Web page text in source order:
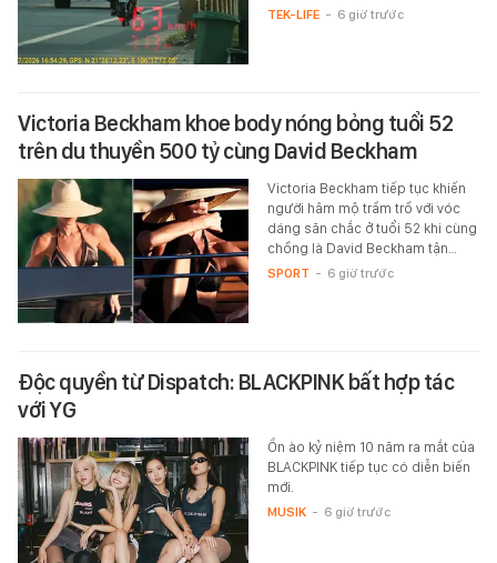
TEK-LIFE - 6 giờ trước
Victoria Beckham khoe body nóng bỏng tuổi 52
trên du thuyền 500 tỷ cùng David Beckham
Victoria Beckham tiếp tục khiến
người hâm mộ trầm trồ với vóc
dáng săn chắc ở tuổi 52 khi cùng
chồng là David Beckham tận…
SPORT - 6 giờ trước
Độc quyền từ Dispatch: BLACKPINK bất hợp tác
với YG
Ồn ào kỷ niệm 10 năm ra mắt của
BLACKPINK tiếp tục có diễn biến
mới.
MUSIK - 6 giờ trước